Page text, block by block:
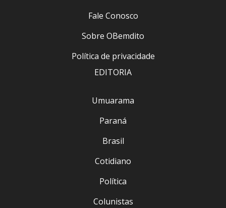
Fale Conosco
Sobre OBemdito
Política de privacidade
EDITORIA
Umuarama
Paraná
Brasil
Cotidiano
Política
Colunistas